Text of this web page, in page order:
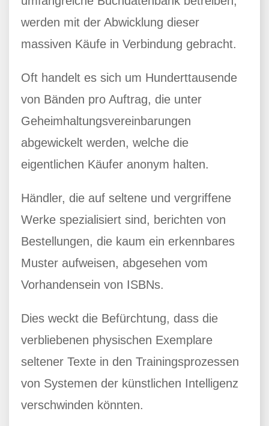
werden mit der Abwicklung dieser
massiven Käufe in Verbindung gebracht.
Oft handelt es sich um Hunderttausende
von Bänden pro Auftrag, die unter
Geheimhaltungsvereinbarungen
abgewickelt werden, welche die
eigentlichen Käufer anonym halten.
Händler, die auf seltene und vergriffene
Werke spezialisiert sind, berichten von
Bestellungen, die kaum ein erkennbares
Muster aufweisen, abgesehen vom
Vorhandensein von ISBNs.
Dies weckt die Befürchtung, dass die
verbliebenen physischen Exemplare
seltener Texte in den Trainingsprozessen
von Systemen der künstlichen Intelligenz
verschwinden könnten.